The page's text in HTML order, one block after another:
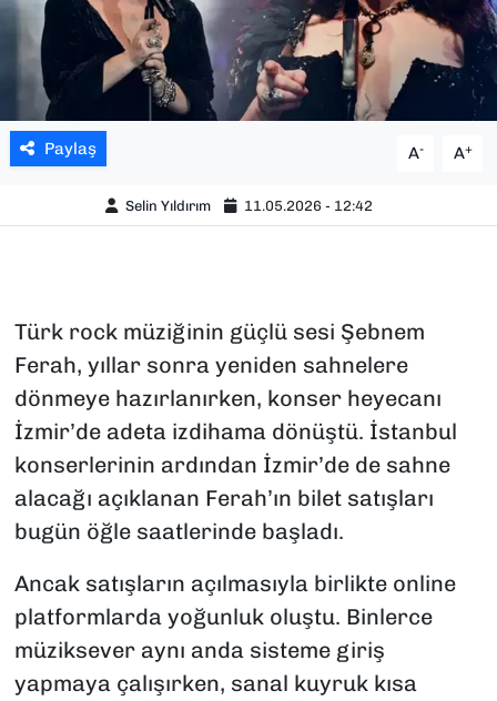
Paylaş A- A+
Selin Yıldırım 11.05.2026 - 12:42
Türk rock müziğinin güçlü sesi Şebnem
Ferah, yıllar sonra yeniden sahnelere
dönmeye hazırlanırken, konser heyecanı
İzmir’de adeta izdihama dönüştü. İstanbul
konserlerinin ardından İzmir’de de sahne
alacağı açıklanan Ferah’ın bilet satışları
bugün öğle saatlerinde başladı.
Ancak satışların açılmasıyla birlikte online
platformlarda yoğunluk oluştu. Binlerce
müziksever aynı anda sisteme giriş
yapmaya çalışırken, sanal kuyruk kısa